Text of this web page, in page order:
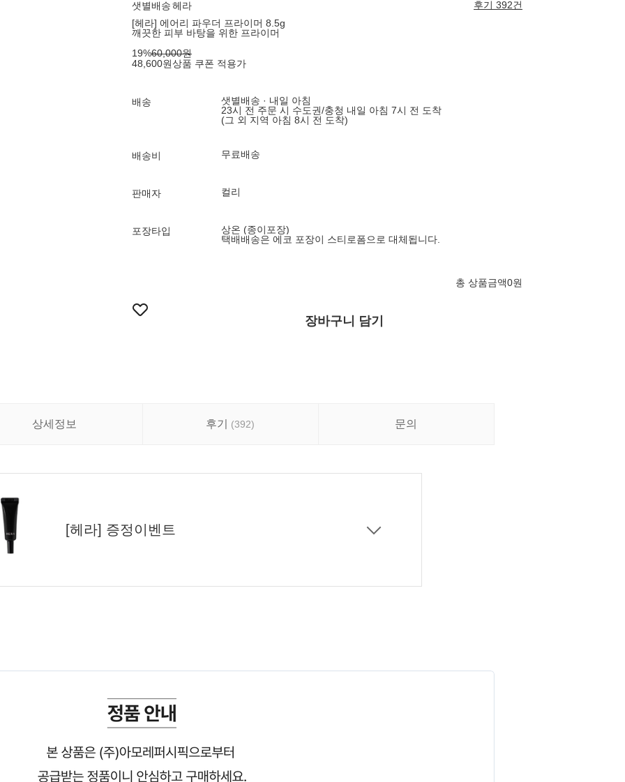
샛별배송헤라
후기 392건
[헤라] 에어리 파우더 프라이머 8.5g
깨끗한 피부 바탕을 위한 프라이머
19%60,000원
48,600원상품 쿠폰 적용가
배송
샛별배송 · 내일 아침
23시 전 주문 시 수도권/충청 내일 아침 7시 전 도착
(그 외 지역 아침 8시 전 도착)
배송비 무료배송
판매자 컬리
포장타입
상온 (종이포장)
택배배송은 에코 포장이 스티로폼으로 대체됩니다.
총 상품금액0원
장바구니 담기
상세정보 후기 (392) 문의
[헤라] 증정이벤트